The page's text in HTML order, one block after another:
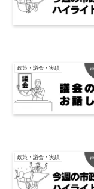
政策・議会・実績
政策・議会・実績